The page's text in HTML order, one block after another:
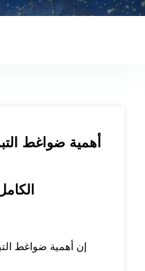
أهمية ضواغط
إن أهمية ضواغط